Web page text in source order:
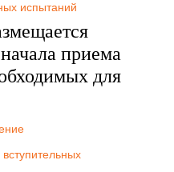
испытаний
приема
для